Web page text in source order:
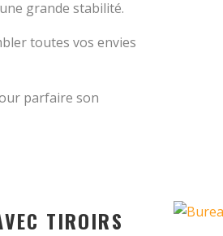
grande stabilité.
toutes vos envies
parfaire son
TIROIRS